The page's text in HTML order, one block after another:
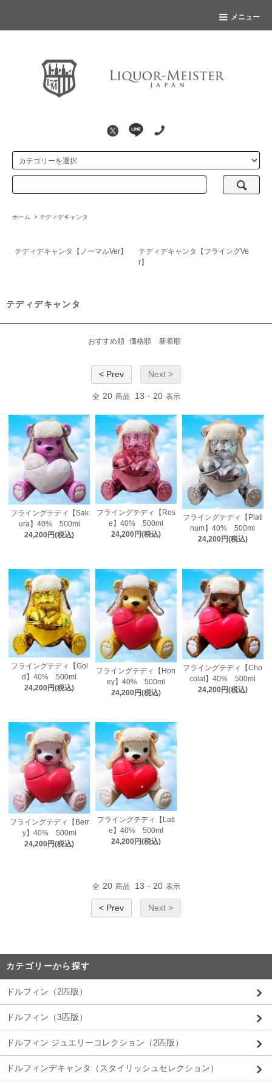
メニュー
ホーム > テディデキャンタ
テディデキャンタ【ノーマルVer】
テディデキャンタ【フライングVe
r】
テディデキャンタ
おすすめ順 価格順 新着順
< Prev Next >
全 20 商品 13 - 20 表示
フライングテディ【Sak
ura】40% 500ml
24,200円(税込)
フライングテディ【Ros
e】40% 500ml
24,200円(税込)
フライングテディ【Plati
num】40% 500ml
24,200円(税込)
フライングテディ【Gol
d】40% 500ml
24,200円(税込)
フライングテディ【Hon
ey】40% 500ml
24,200円(税込)
フライングテディ【Cho
colat】40% 500ml
24,200円(税込)
フライングテディ【Berr
y】40% 500ml
24,200円(税込)
フライングテディ【Latt
e】40% 500ml
24,200円(税込)
全 20 商品 13 - 20 表示
< Prev Next >
カテゴリーから探す
ドルフィン（2匹版）
ドルフィン（3匹版）
ドルフィン ジュエリーコレクション（2匹版）
ドルフィンデキャンタ（スタイリッシュセレクション）